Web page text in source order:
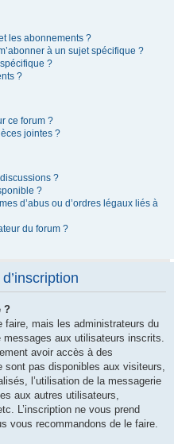
les abonnements ?
à un sujet spécifique ?
?
?
ce forum ?
jointes ?
?
?
d’abus ou d’ordres légaux liés à
du forum ?
?
faire, mais les administrateurs du
aux utilisateurs inscrits.
avoir accès à des
sont pas disponibles aux visiteurs,
l’utilisation de la messagerie
aux autres utilisateurs,
L’inscription ne vous prend
vous recommandons de le faire.